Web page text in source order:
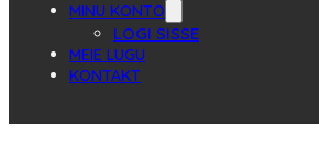
MINU KONTO
LOGI SISSE
MEIE LUGU
KONTAKT